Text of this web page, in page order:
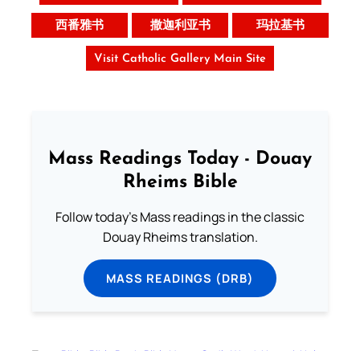
西番雅书 撒迦利亚书 玛拉基书
Visit Catholic Gallery Main Site
Mass Readings Today - Douay
Rheims Bible
Follow today's Mass readings in the classic
Douay Rheims translation.
MASS READINGS (DRB)